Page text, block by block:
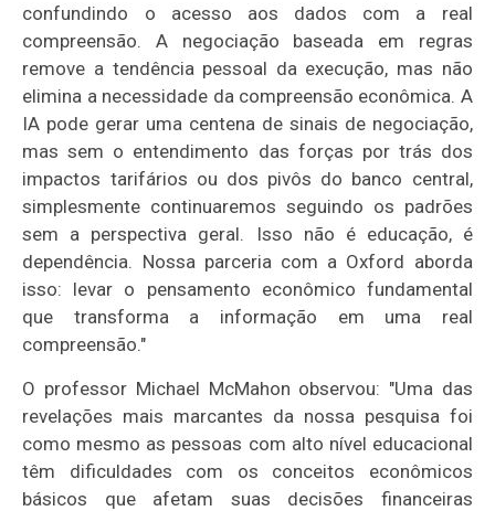
confundindo o acesso aos dados com a real
compreensão. A negociação baseada em regras
remove a tendência pessoal da execução, mas não
elimina a necessidade da compreensão econômica. A
IA pode gerar uma centena de sinais de negociação,
mas sem o entendimento das forças por trás dos
impactos tarifários ou dos pivôs do banco central,
simplesmente continuaremos seguindo os padrões
sem a perspectiva geral. Isso não é educação, é
dependência. Nossa parceria com a Oxford aborda
isso: levar o pensamento econômico fundamental
que transforma a informação em uma real
compreensão."
O professor Michael McMahon observou: "Uma das
revelações mais marcantes da nossa pesquisa foi
como mesmo as pessoas com alto nível educacional
têm dificuldades com os conceitos econômicos
básicos que afetam suas decisões financeiras